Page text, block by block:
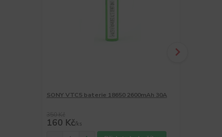
SONY VTC5 baterie 18650 2600mAh 30A
160 Kč/ks